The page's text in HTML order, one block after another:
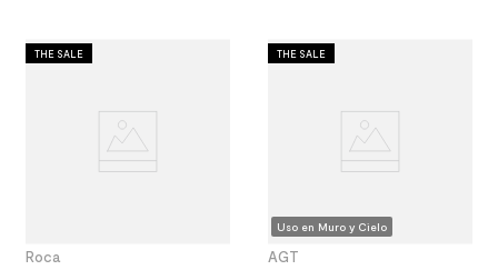
THE SALE
Roca
THE SALE
Uso en Muro y Cielo
AGT